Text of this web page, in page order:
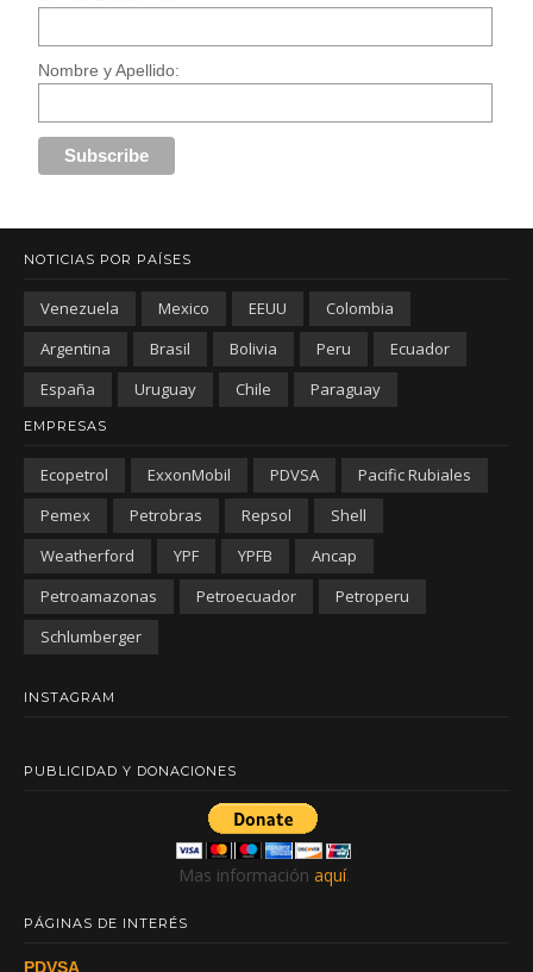
Nombre y Apellido:
NOTICIAS POR PAÍSES
Venezuela Mexico EEUU
Colombia
Argentina
Brasil Bolivia Peru
Ecuador
España
Uruguay Chile Paraguay
EMPRESAS
Ecopetrol ExxonMobil PDVSA
Pacific Rubiales
Pemex
Petrobras Repsol
Shell
Weatherford
YPF YPFB
Ancap
Petroamazonas
Petroecuador
Petroperu
Schlumberger
INSTAGRAM
PUBLICIDAD Y DONACIONES
Mas información aquí.
PÁGINAS DE INTERÉS
PDVSA